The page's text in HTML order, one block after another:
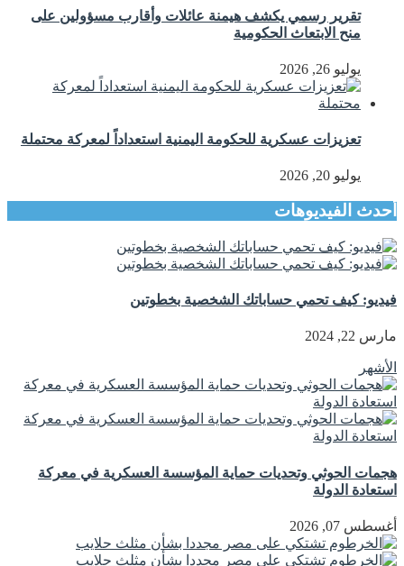
تقرير رسمي يكشف هيمنة عائلات وأقارب مسؤولين على
منح الابتعاث الحكومية
يوليو 26, 2026
تعزيزات عسكرية للحكومة اليمنية استعداداً لمعركة محتملة
يوليو 20, 2026
أحدث الفيديوهات
فيديو: كيف تحمي حساباتك الشخصية بخطوتين
مارس 22, 2024
الأشهر
هجمات الحوثي وتحديات حماية المؤسسة العسكرية في معركة
استعادة الدولة
أغسطس 07, 2026